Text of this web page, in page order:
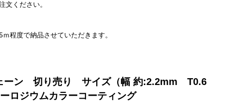
文ください。
程度で納品させていただきます。
ーン 切り売り サイズ（幅 約:2.2mm T0.6
ジウムカラーコーティング